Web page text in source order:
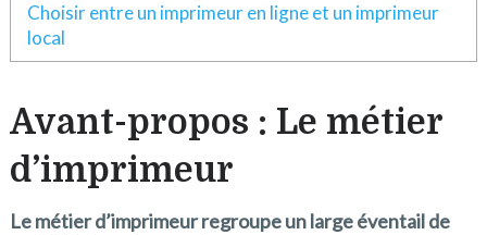
Choisir entre un imprimeur en ligne et un imprimeur
local
Avant-propos : Le métier
d’imprimeur
Le métier d’imprimeur regroupe un large éventail de